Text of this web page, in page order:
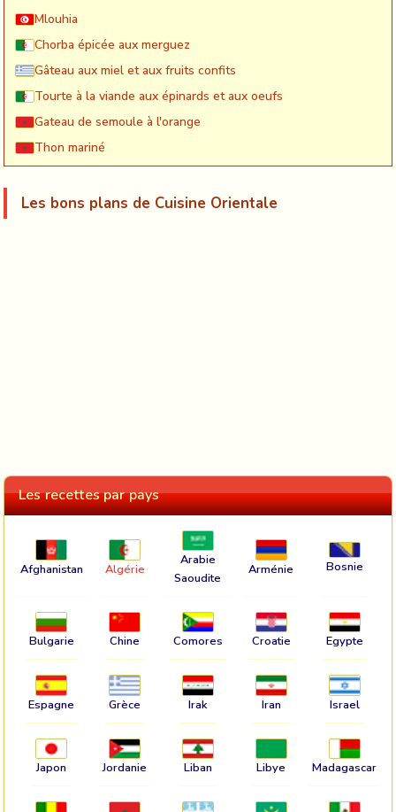
Mlouhia
Chorba épicée aux merguez
Gâteau aux miel et aux fruits confits
Tourte à la viande aux épinards et aux oeufs
Gateau de semoule à l'orange
Thon mariné
Les bons plans de Cuisine Orientale
Les recettes par pays
Afghanistan Algérie
Arabie
Saoudite
Arménie Bosnie
Bulgarie Chine Comores Croatie Egypte
Espagne Grèce Irak Iran Israel
Japon Jordanie Liban Libye Madagascar